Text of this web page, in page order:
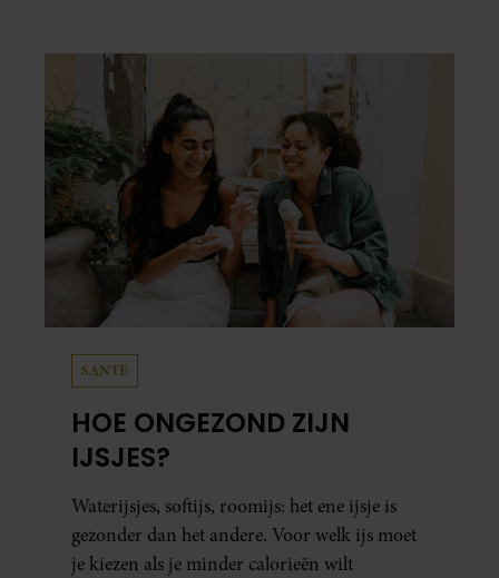
SANTE
HOE ONGEZOND ZIJN
IJSJES?
Waterijsjes, softijs, roomijs: het ene ijsje is
gezonder dan het andere. Voor welk ijs moet
je kiezen als je minder calorieën wilt